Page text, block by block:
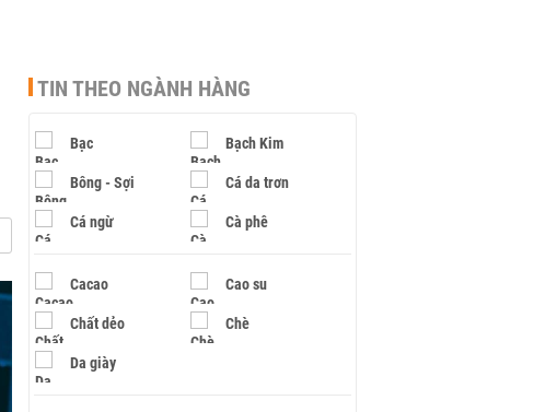
TIN THEO NGÀNH HÀNG
Bạc Bạch Kim
Bông - Sợi Cá da trơn
Cá ngừ Cà phê
Cacao Cao su
Chất dẻo Chè
Da giày